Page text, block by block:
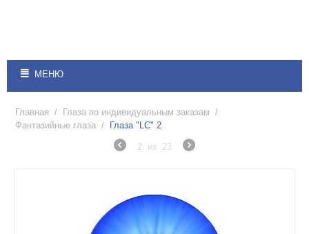
МЕНЮ
Главная / Глаза по индивидуальным заказам /
Фантазийные глаза / Глаза "LC" 2
2 из 23